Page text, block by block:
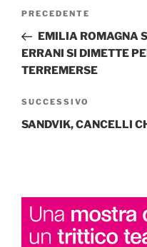
Navigazione
Articolo
precedente:
PRECEDENTE
EMILIA ROMAGNA
ERRANI SI DIMETTE
TERREMERSE
Articolo
successivo
SUCCESSIVO
SANDVIK, CANCELLI